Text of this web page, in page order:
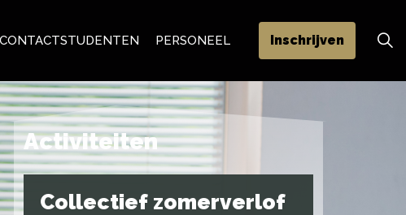
CONTACTSTUDENTEN PERSONEEL Inschrijven
Activiteiten
Collectief zomerverlof